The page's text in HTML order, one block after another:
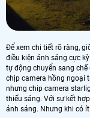
Để xem chi tiết rõ ràng,
điều kiện ánh sáng cực
tự động chuyển sang
chịp camera hồng ngoại
nhưng chip camera
thiếu sáng. Với sự kết
ánh sáng. Nhưng khi có